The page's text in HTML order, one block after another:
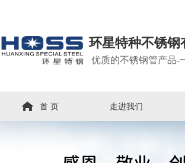
环星特种不锈钢
优质的不锈钢管产品-
首 页 走进我们